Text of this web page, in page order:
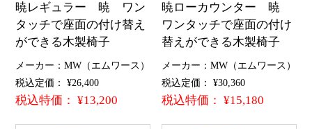
暁レギュラー 暁 ワン
タッチで座面の付け替え
ができる木製椅子
メーカー：MW（エムワース）
税込定価： ¥26,400
税込特価： ¥13,200
暁ローカウンター 暁
ワンタッチで座面の付け
替えができる木製椅子
メーカー：MW（エムワース）
税込定価： ¥30,360
税込特価： ¥15,180